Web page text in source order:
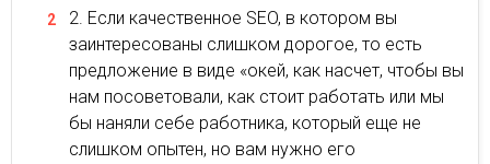
Если качественное SEO, в котором вы
заинтересованы слишком дорогое, то есть
предложение в виде «окей, как насчет, чтобы вы
нам посоветовали, как стоит работать или мы
бы наняли себе работника, который еще не
слишком опытен, но вам нужно его